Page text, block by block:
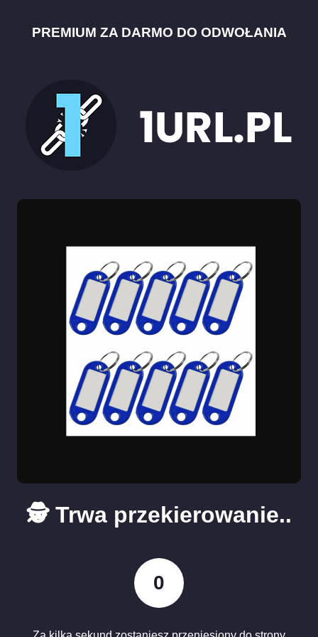
PREMIUM ZA DARMO DO ODWOŁANIA
🕵️ Trwa przekierowanie..
0